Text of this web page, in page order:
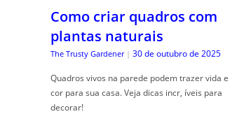
Como criar quadros com
plantas naturais
The Trusty Gardener | 30 de outubro de 2025
Quadros vivos na parede podem trazer vida e
cor para sua casa. Veja dicas incr, íveis para
decorar!